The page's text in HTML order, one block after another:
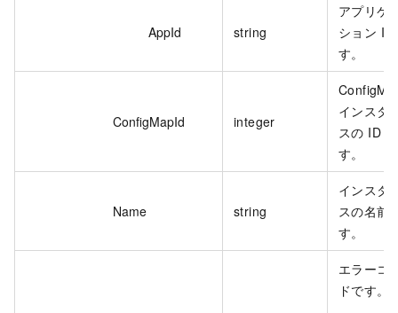
AppId string
アプリケ
ション ID
す。
ConfigMapId integer
インスタ
スの ID で
す。
Name string
インスタ
スの名前
す。
エラーコ
ドです。